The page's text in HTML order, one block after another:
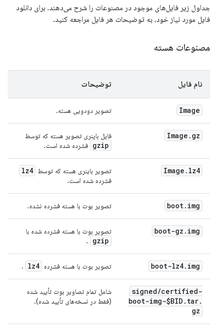
جداول زیر فایل‌های موجود در مصنوعات را شرح می‌دهند. برای دانلود
فایل مورد نیاز خود، به توضیحات هر فایل مراجعه کنید.
مصنوعات هسته
نام فایل توضیحات
Image تصویر دودویی هسته.
Image . gz فایل باینری تصویر هسته که توسط
gzip فشرده شده است.
Image . lz4 تصویر باینری هسته که توسط lz4
فشرده شده است.
boot. img تصویر بوت با هسته فشرده نشده.
boot-gz . img تصویر بوت با هسته فشرده شده با
gzip
.
boot-lz4. img تصویر بوت با هسته فشرده lz4
.
signed/certified-
boot-img-$BID . tar.
gz
شامل تمام تصاویر بوت تأیید شده
(فقط در نسخه‌های تأیید شده).